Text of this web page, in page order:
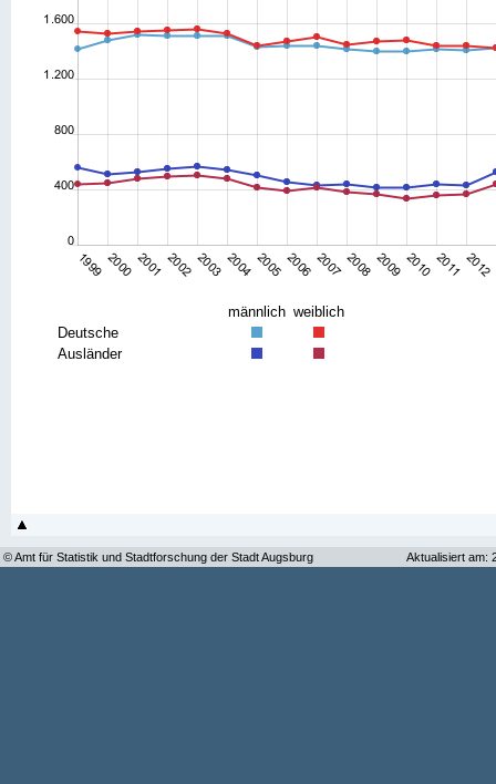
männlich weiblich
Deutsche
Ausländer
© Amt für Statistik und Stadtforschung der Stadt Augsburg Aktualisiert am: